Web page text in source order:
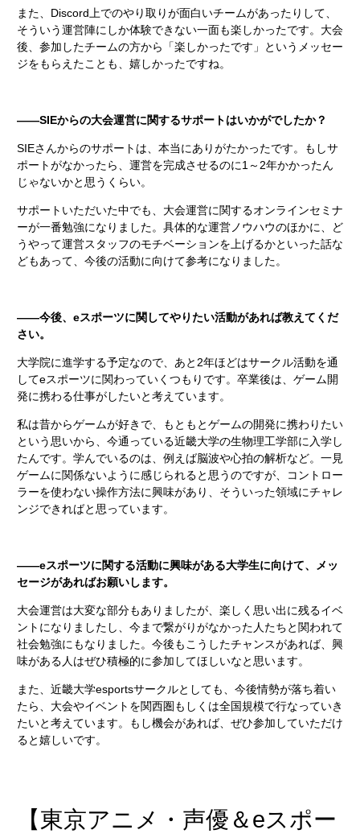
また、Discord上でのやり取りが面白いチームがあったりして、
そういう運営陣にしか体験できない一面も楽しかったです。大会
後、参加したチームの方から「楽しかったです」というメッセー
ジをもらえたことも、嬉しかったですね。
――SIEからの大会運営に関するサポートはいかがでしたか？
SIEさんからのサポートは、本当にありがたかったです。もしサ
ポートがなかったら、運営を完成させるのに1～2年かかったん
じゃないかと思うくらい。
サポートいただいた中でも、大会運営に関するオンラインセミナ
ーが一番勉強になりました。具体的な運営ノウハウのほかに、ど
うやって運営スタッフのモチベーションを上げるかといった話な
どもあって、今後の活動に向けて参考になりました。
――今後、eスポーツに関してやりたい活動があれば教えてくだ
さい。
大学院に進学する予定なので、あと2年ほどはサークル活動を通
してeスポーツに関わっていくつもりです。卒業後は、ゲーム開
発に携わる仕事がしたいと考えています。
私は昔からゲームが好きで、もともとゲームの開発に携わりたい
という思いから、今通っている近畿大学の生物理工学部に入学し
たんです。学んでいるのは、例えば脳波や心拍の解析など。一見
ゲームに関係ないように感じられると思うのですが、コントロー
ラーを使わない操作方法に興味があり、そういった領域にチャレ
ンジできればと思っています。
――eスポーツに関する活動に興味がある大学生に向けて、メッ
セージがあればお願いします。
大会運営は大変な部分もありましたが、楽しく思い出に残るイベ
ントになりましたし、今まで繋がりがなかった人たちと関われて
社会勉強にもなりました。今後もこうしたチャンスがあれば、興
味がある人はぜひ積極的に参加してほしいなと思います。
また、近畿大学esportsサークルとしても、今後情勢が落ち着い
たら、大会やイベントを関西圏もしくは全国規模で行なっていき
たいと考えています。もし機会があれば、ぜひ参加していただけ
ると嬉しいです。
【東京アニメ・声優＆eスポー